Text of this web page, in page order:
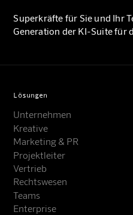
Superkräfte für Sie und Ihr
Generation der KI-Suite für
Lösungen
Unternehmen
Kreative
Marketing & PR
Projektleiter
Vertrieb
Rechtswesen
Teams
Enterprise